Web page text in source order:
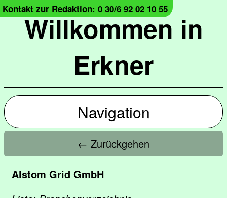
Willkommen in
Erkner
Kontakt zur Redaktion: 0 30/6 92 02 10 55
Navigation
← Zurückgehen
Alstom Grid GmbH